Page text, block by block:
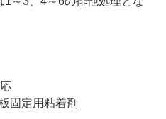
固定用粘着剤